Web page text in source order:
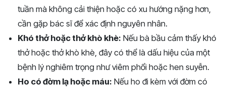
tuần mà không cải thiện hoặc có xu hướng nặng hơn,
cần gặp bác sĩ để xác định nguyên nhân.
Khó thở hoặc thở khò khè: Nếu bà bầu cảm thấy khó
thở hoặc thở khò khè, đây có thể là dấu hiệu của một
bệnh lý nghiêm trọng như viêm phổi hoặc hen suyễn.
Ho có đờm lạ hoặc máu: Nếu ho đi kèm với đờm có